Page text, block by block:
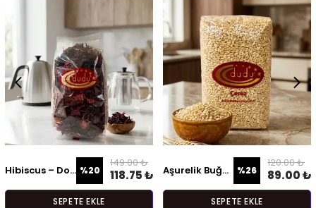
Hibiscus – Doğal Bitki Çayı %20
149.00 ₺
118.75 ₺
SEPETE EKLE
Aşurelik Buğday %26
120.00 ₺
89.00 ₺
SEPETE EKLE